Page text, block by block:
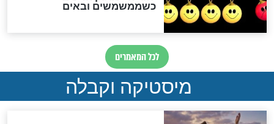
מה יהיה בימות המשיח?
"לפני הגאולה תהיה אפיקורסות
והכחשה גדולה מאוד של
האמונה"